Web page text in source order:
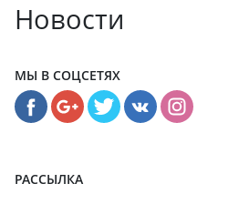
Новости
МЫ В СОЦСЕТЯХ
РАССЫЛКА